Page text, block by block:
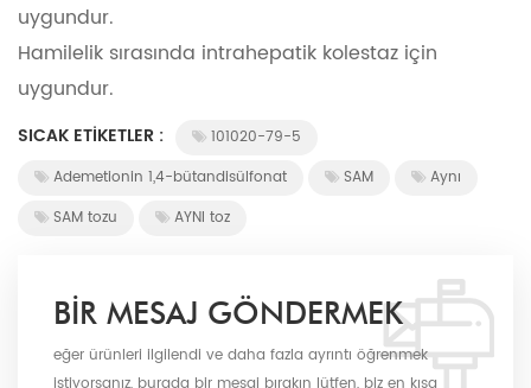
uygundur.
Hamilelik sırasında intrahepatik kolestaz için
uygundur.
SICAK ETIKETLER :
101020-79-5
Ademetionin 1,4-bütandisülfonat
SAM
Aynı
SAM tozu
AYNI toz
BIR MESAJ GÖNDERMEK
eğer ürünleri ilgilendi ve daha fazla ayrıntı öğrenmek